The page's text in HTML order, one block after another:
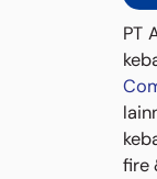
PT
fire